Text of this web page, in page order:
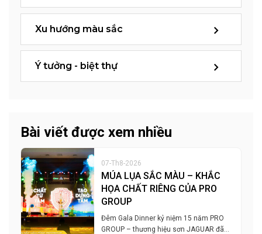
Xu hướng màu sắc
Ý tưởng - biệt thự
Bài viết được xem nhiều
07-Th8-2026
MÚA LỤA SẮC MÀU – KHẮC
HỌA CHẤT RIÊNG CỦA PRO
GROUP
Đêm Gala Dinner kỷ niệm 15 năm PRO
GROUP – thương hiệu sơn JAGUAR đã…